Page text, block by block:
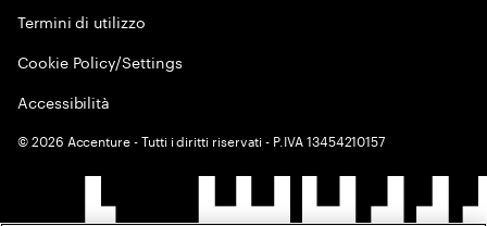
Termini di utilizzo
Cookie Policy/Settings
Accessibilità
©2026 Accenture - Tutti i diritti riservati - P.IVA 13454210157